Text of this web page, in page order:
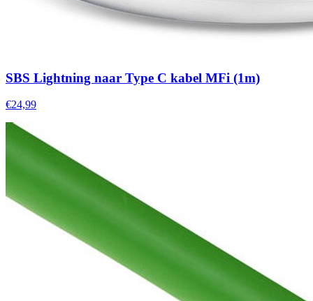
SBS Lightning naar Type C kabel MFi (1m)
€24,99